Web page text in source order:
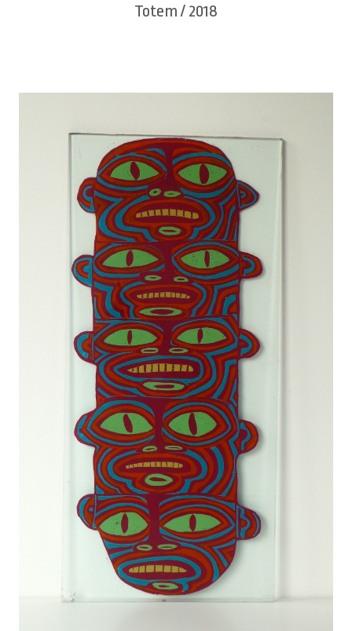
Totem / 2018